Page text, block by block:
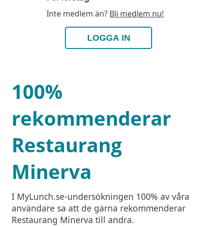
Inte medlem än? Bli medlem nu!
LOGGA IN
100%
rekommenderar
Restaurang
Minerva
I MyLunch.se-undersökningen 100% av våra
användare sa att de gärna rekommenderar
Restaurang Minerva till andra.